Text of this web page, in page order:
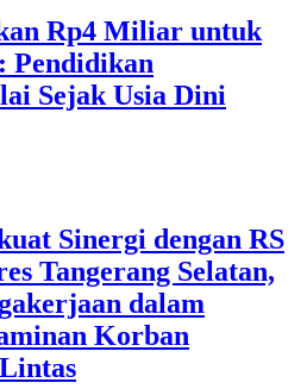
Rp4 Miliar untuk
Pendidikan
Sejak Usia Dini
Sinergi dengan RS
Tangerang Selatan,
dalam
Korban